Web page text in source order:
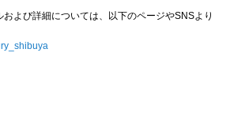
よび詳細については、以下のページやSNSより